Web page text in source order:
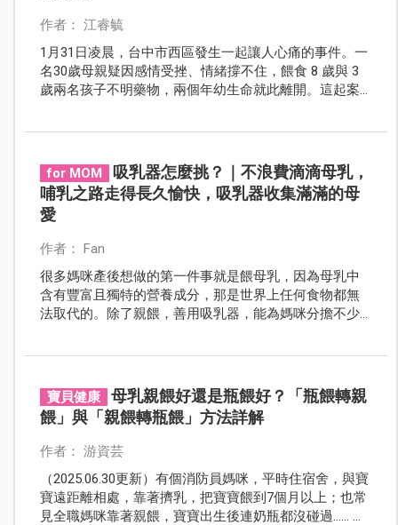
作者： 江睿毓
1月31日凌晨，台中市西區發生一起讓人心痛的事件。一
名30歲母親疑因感情受挫、情緒撐不住，餵食 8 歲與 3
歲兩名孩子不明藥物，兩個年幼生命就此離開。這起案
for MOM
吸乳器怎麼挑？｜不浪費滴滴母乳，
哺乳之路走得長久愉快，吸乳器收集滿滿的母
愛
作者： Fan
很多媽咪產後想做的第一件事就是餵母乳，因為母乳中
含有豐富且獨特的營養成分，那是世界上任何食物都無
法取代的。除了親餵，善用吸乳器，能為媽咪分擔不少
寶貝健康
母乳親餵好還是瓶餵好？「瓶餵轉親
餵」與「親餵轉瓶餵」方法詳解
作者： 游資芸
（2025.06.30更新）有個消防員媽咪，平時住宿舍，與寶
寶遠距離相處，靠著擠乳，把寶寶餵到7個月以上；也常
見全職媽咪靠著親餵，寶寶出生後連奶瓶都沒碰過…… 瓶